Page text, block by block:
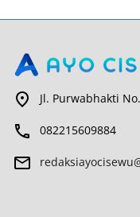
Jl. Purwabhakti
082215609884